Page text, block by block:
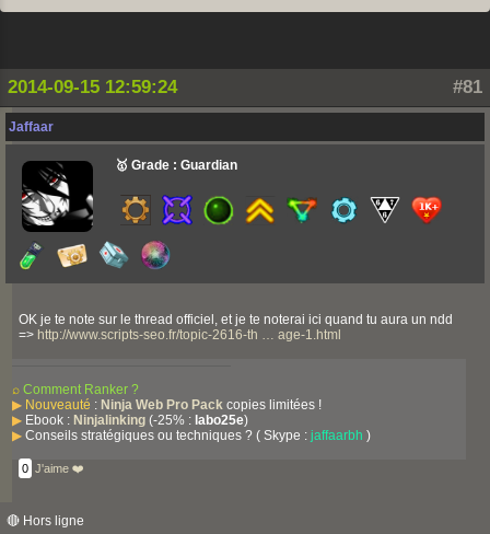
#81
2014-09-15 12:59:24
Jaffaar
🥇 Grade : Guardian
OK je te note sur le thread officiel, et je te noterai ici quand tu aura un ndd
=> http://www.scripts-seo.fr/topic-2616-th … age-1.html
⌕ Comment Ranker ?
▶ Nouveauté : Ninja Web Pro Pack copies limitées !
▶ Ebook : Ninjalinking (-25% : labo25e)
▶ Conseils stratégiques ou techniques ? ( Skype : jaffaarbh )
0 J'aime ❤️
🔴 Hors ligne